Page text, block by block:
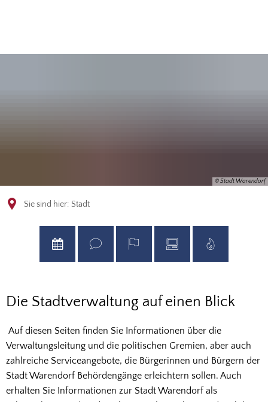
© Stadt Warendorf
Sie sind hier: Stadt
Stadt
Die Stadtverwaltung auf einen Blick
Auf diesen Seiten finden Sie Informationen über die
Verwaltungsleitung und die politischen Gremien, aber auch
zahlreiche Serviceangebote, die Bürgerinnen und Bürgern der
Stadt Warendorf Behördengänge erleichtern sollen. Auch
erhalten Sie Informationen zur Stadt Warendorf als